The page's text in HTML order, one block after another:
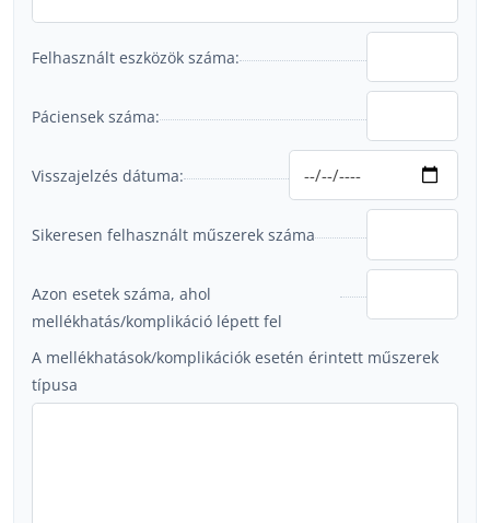
Felhasznált eszközök száma:
Páciensek száma:
Visszajelzés dátuma:
Sikeresen felhasznált műszerek száma
Azon esetek száma, ahol
mellékhatás/komplikáció lépett fel
A mellékhatások/komplikációk esetén érintett műszerek
típusa